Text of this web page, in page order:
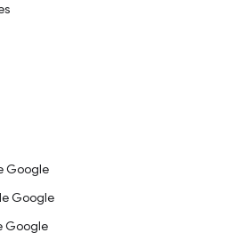
Google
Google
Google